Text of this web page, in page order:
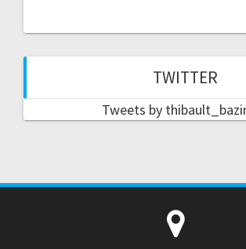
TWITTER
Tweets by